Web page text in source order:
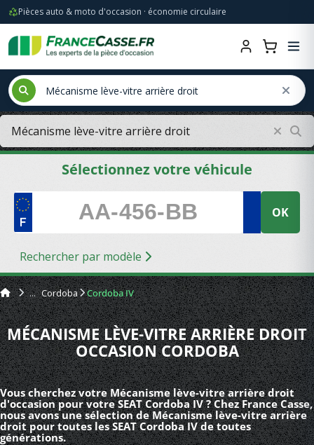
Pièces auto & moto d'occasion · économie circulaire
Sélectionnez votre véhicule
OK
Rechercher par modèle
Cordoba Cordoba IV
MÉCANISME LÈVE-VITRE ARRIÈRE DROIT
OCCASION CORDOBA
Vous cherchez votre Mécanisme lève-vitre arrière droit
d'occasion pour votre SEAT Cordoba IV ? Chez France Casse,
nous avons une sélection de Mécanisme lève-vitre arrière
droit pour toutes les SEAT Cordoba IV de toutes
générations.